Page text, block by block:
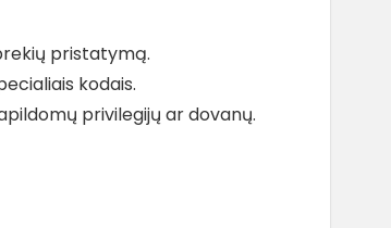
pristatymą.
kodais.
privilegijų ar dovanų.